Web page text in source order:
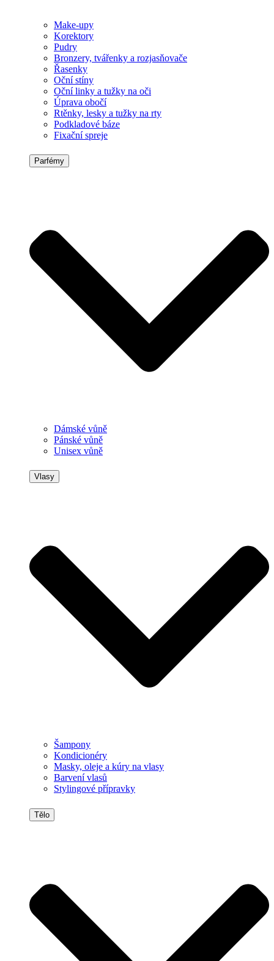
Make-upy
Korektory
Pudry
Bronzery, tvářenky a rozjasňovače
Řasenky
Oční stíny
Oční linky a tužky na oči
Úprava obočí
Rtěnky, lesky a tužky na rty
Podkladové báze
Fixační spreje
Parfémy
Dámské vůně
Pánské vůně
Unisex vůně
Vlasy
Šampony
Kondicionéry
Masky, oleje a kúry na vlasy
Barvení vlasů
Stylingové přípravky
Tělo